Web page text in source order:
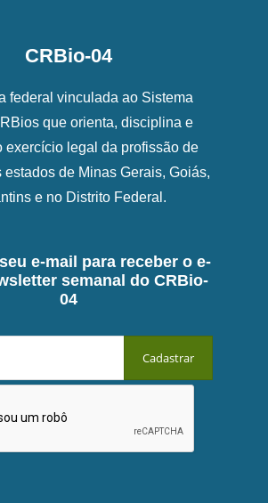
CRBio-04
federal vinculada ao Sistema
que orienta, disciplina e
exercício legal da profissão de
estados de Minas Gerais, Goiás,
e no Distrito Federal.
e-mail para receber o e-
semanal do CRBio-
04